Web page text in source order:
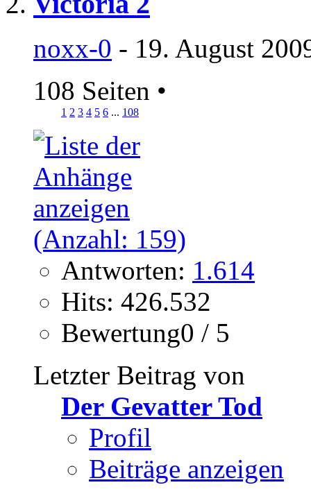
noxx-0 - 19. August
108 Seiten •
1 2 3 4 5 6 ... 108
Antworten: 1.614
Hits: 426.532
Bewertung0 / 5
Letzter Beitrag von
Der Gevatter Tod
Profil
Beiträge anzeigen